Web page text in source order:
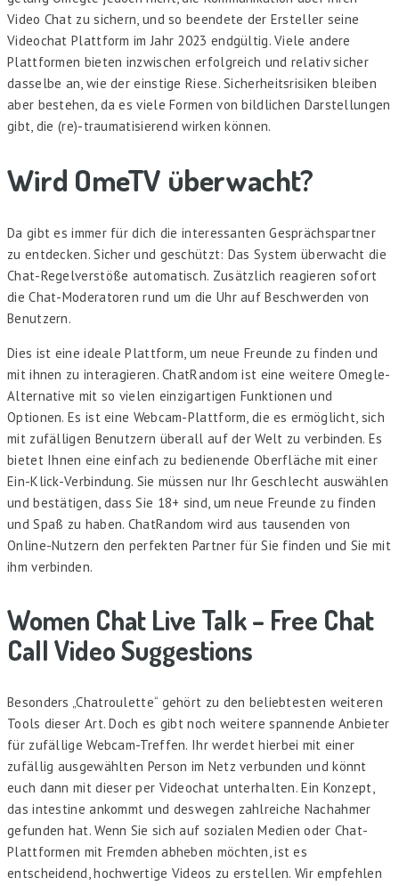
Video Chat zu sichern, und so beendete der Ersteller seine
Videochat Plattform im Jahr 2023 endgültig. Viele andere
Plattformen bieten inzwischen erfolgreich und relativ sicher
dasselbe an, wie der einstige Riese. Sicherheitsrisiken bleiben
aber bestehen, da es viele Formen von bildlichen Darstellungen
gibt, die (re)-traumatisierend wirken können.
Wird OmeTV überwacht?
Da gibt es immer für dich die interessanten Gesprächspartner
zu entdecken. Sicher und geschützt: Das System überwacht die
Chat-Regelverstöße automatisch. Zusätzlich reagieren sofort
die Chat-Moderatoren rund um die Uhr auf Beschwerden von
Benutzern.
Dies ist eine ideale Plattform, um neue Freunde zu finden und
mit ihnen zu interagieren. ChatRandom ist eine weitere Omegle-
Alternative mit so vielen einzigartigen Funktionen und
Optionen. Es ist eine Webcam-Plattform, die es ermöglicht, sich
mit zufälligen Benutzern überall auf der Welt zu verbinden. Es
bietet Ihnen eine einfach zu bedienende Oberfläche mit einer
Ein-Klick-Verbindung. Sie müssen nur Ihr Geschlecht auswählen
und bestätigen, dass Sie 18+ sind, um neue Freunde zu finden
und Spaß zu haben. ChatRandom wird aus tausenden von
Online-Nutzern den perfekten Partner für Sie finden und Sie mit
ihm verbinden.
Women Chat Live Talk – Free Chat
Call Video Suggestions
Besonders „Chatroulette“ gehört zu den beliebtesten weiteren
Tools dieser Art. Doch es gibt noch weitere spannende Anbieter
für zufällige Webcam-Treffen. Ihr werdet hierbei mit einer
zufällig ausgewählten Person im Netz verbunden und könnt
euch dann mit dieser per Videochat unterhalten. Ein Konzept,
das intestine ankommt und deswegen zahlreiche Nachahmer
gefunden hat. Wenn Sie sich auf sozialen Medien oder Chat-
Plattformen mit Fremden abheben möchten, ist es
entscheidend, hochwertige Videos zu erstellen. Wir empfehlen